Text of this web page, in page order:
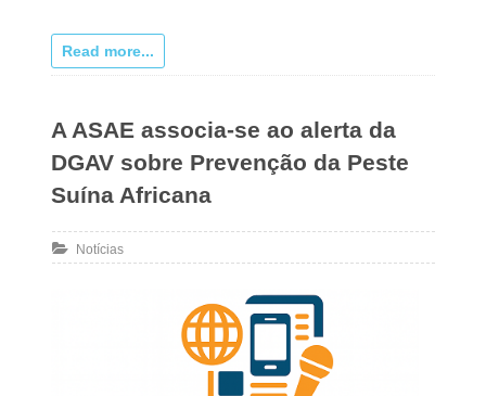
Read more...
A ASAE associa-se ao alerta da
DGAV sobre Prevenção da Peste
Suína Africana
Notícias